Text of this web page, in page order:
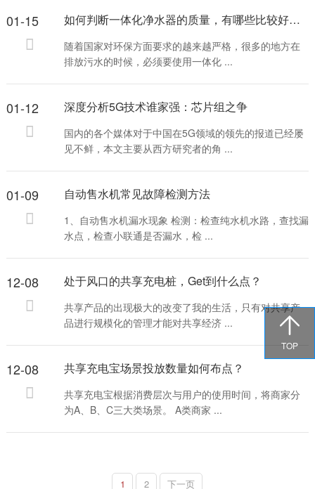

TOP
01-15 如何判断一体化净水器的质量，有哪些比较好的方法
随着国家对环保方面要求的越来越严格，很多的地方在
排放污水的时候，必须要使用一体化 ...
01-12 深度分析5G技术谁家强：芯片组之争
国内的各个媒体对于中国在5G领域的领先的报道已经屡
见不鲜，本文主要从西方研究者的角 ...
01-09 自动售水机常见故障检测方法
1、自动售水机漏水现象 检测：检查纯水机水路，查找漏
水点，检查小联通是否漏水，检 ...
12-08 处于风口的共享充电桩，Get到什么点？
共享产品的出现极大的改变了我的生活，只有对共享产
品进行规模化的管理才能对共享经济 ...
12-08 共享充电宝场景投放数量如何布点？
共享充电宝根据消费层次与用户的使用时间，将商家分
为A、B、C三大类场景。 A类商家 ...
1 2 下一页